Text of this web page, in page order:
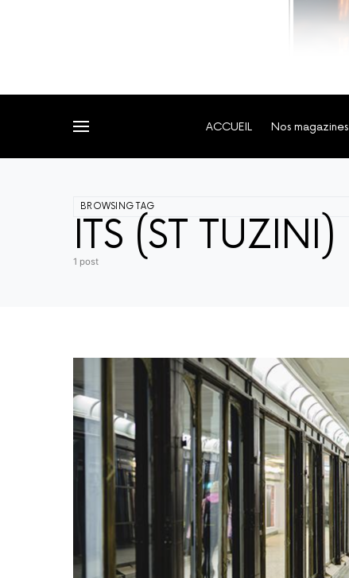
ACCUEIL Nos magazines
BROWSING TAG
ITS (ST TUZINI)
1 post